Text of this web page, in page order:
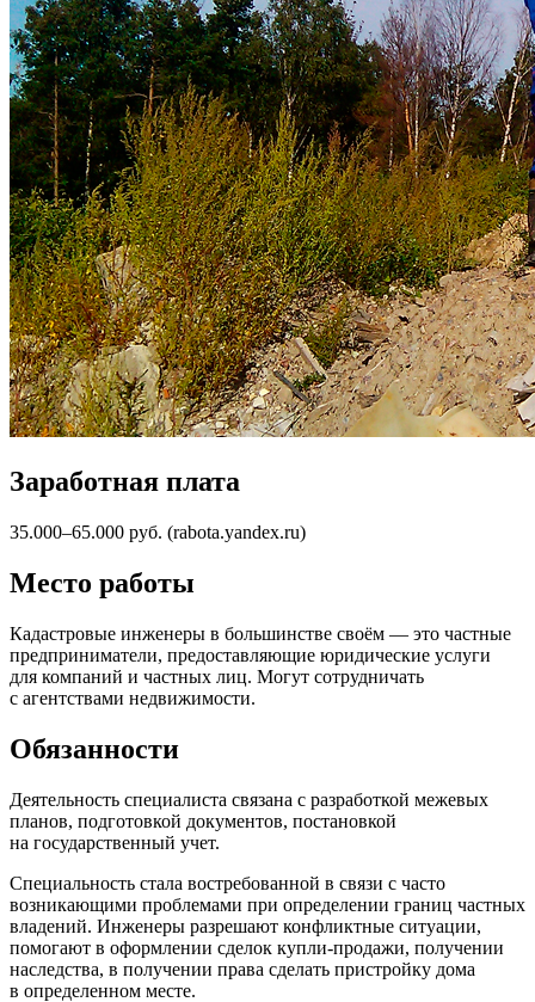
Заработная плата
35.000–65.000 руб. (rabota.yandex.ru)
Место работы
Кадастровые инженеры в большинстве своём — это частные
предприниматели, предоставляющие юридические услуги
для компаний и частных лиц. Могут сотрудничать
с агентствами недвижимости.
Обязанности
Деятельность специалиста связана с разработкой межевых
планов, подготовкой документов, постановкой
на государственный учет.
Специальность стала востребованной в связи с часто
возникающими проблемами при определении границ частных
владений. Инженеры разрешают конфликтные ситуации,
помогают в оформлении сделок купли-продажи, получении
наследства, в получении права сделать пристройку дома
в определенном месте.